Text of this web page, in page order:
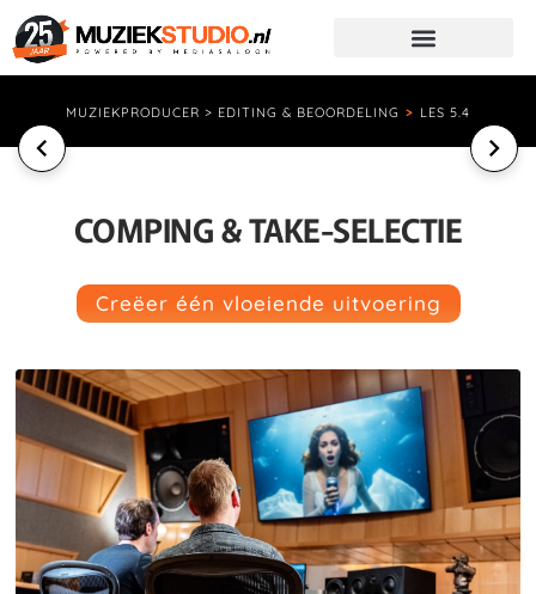
MUZIEKPRODUCER > EDITING & BEOORDELING > LES 5.4
COMPING & TAKE-SELECTIE
Creëer één vloeiende uitvoering